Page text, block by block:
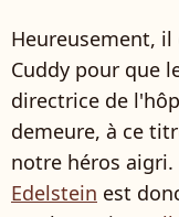
Heureusement,
Cuddy pour que
directrice de
demeure, à ce
notre héros aigri.
Edelstein est